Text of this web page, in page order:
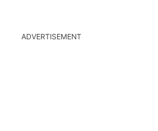
ADVERTISEMENT